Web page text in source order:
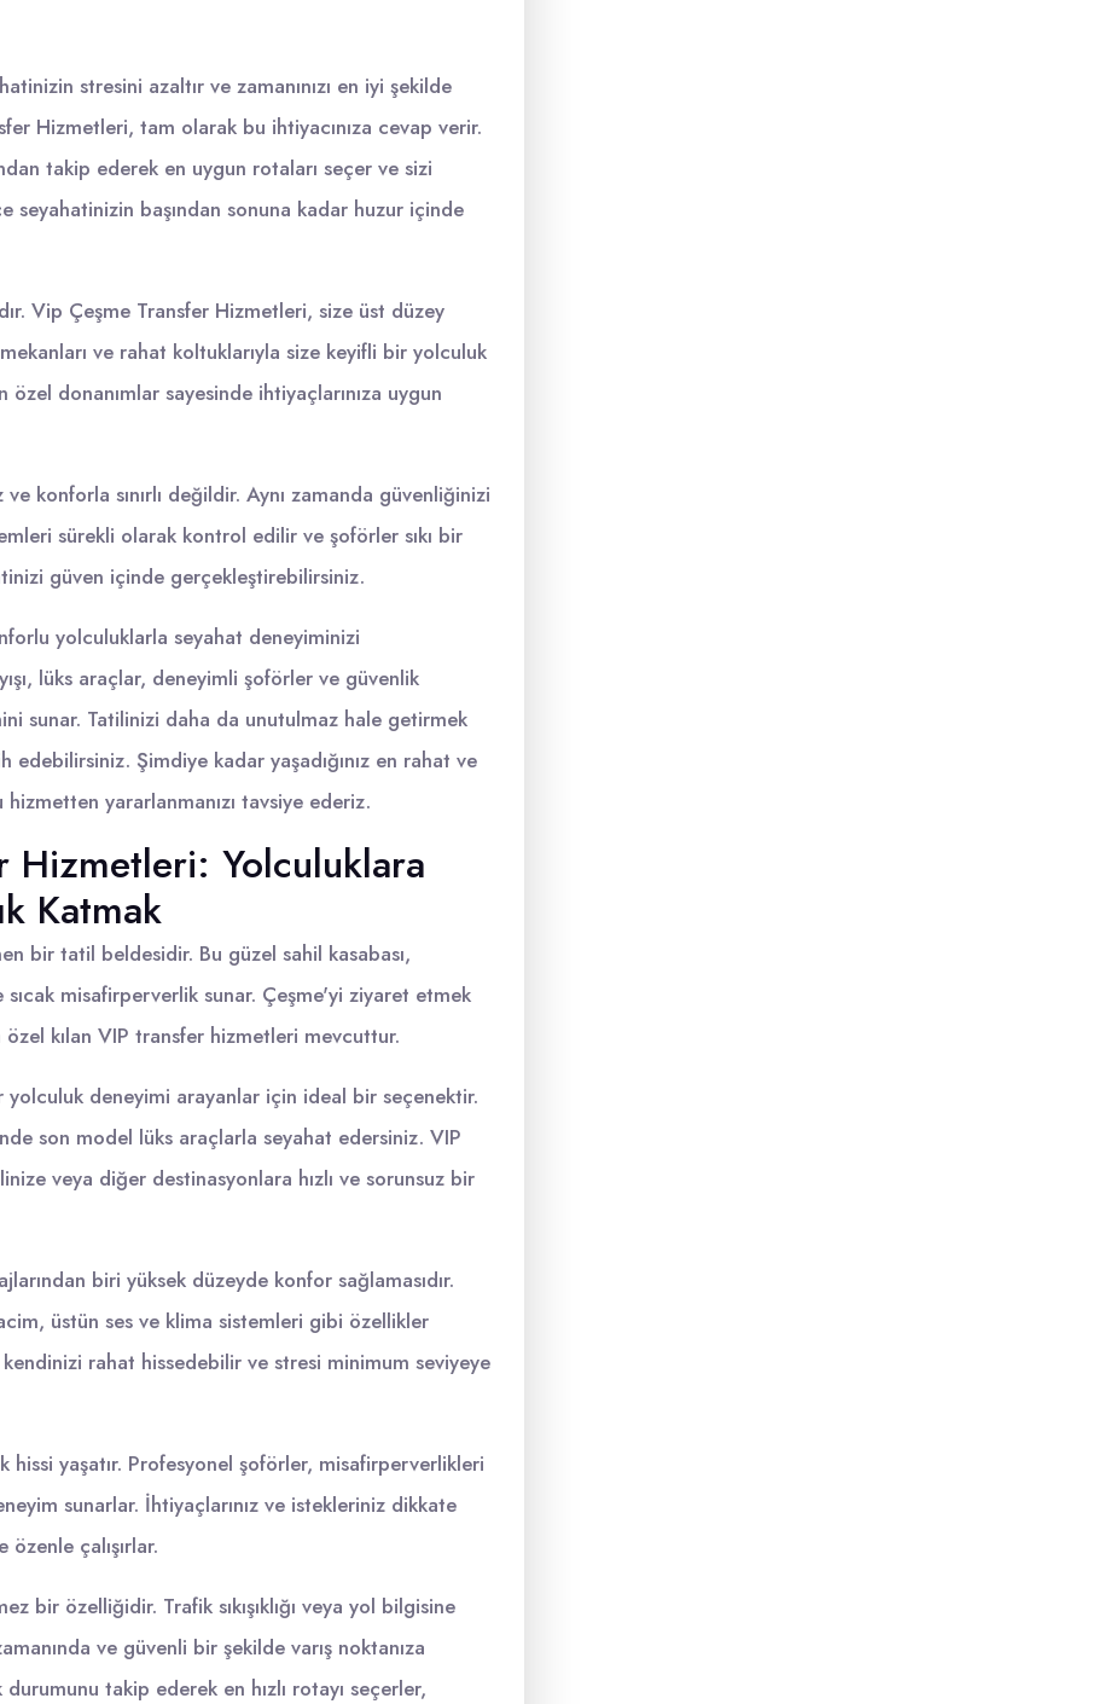
stresini azaltır ve zamanınızı en iyi şekilde
Hizmetleri, tam olarak bu ihtiyacınıza cevap verir.
takip ederek en uygun rotaları seçer ve sizi
seyahatinizin başından sonuna kadar huzur içinde
Vip Çeşme Transfer Hizmetleri, size üst düzey
ve rahat koltuklarıyla size keyifli bir yolculuk
donanımlar sayesinde ihtiyaçlarınıza uygun
konforla sınırlı değildir. Aynı zamanda güvenliğinizi
sürekli olarak kontrol edilir ve şoförler sıkı bir
güven içinde gerçekleştirebilirsiniz.
yolculuklarla seyahat deneyiminizi
lüks araçlar, deneyimli şoförler ve güvenlik
sunar. Tatilinizi daha da unutulmaz hale getirmek
Şimdiye kadar yaşadığınız en rahat ve
yararlanmanızı tavsiye ederiz.
Hizmetleri: Yolculuklara
Katmak
bir tatil beldesidir. Bu güzel sahil kasabası,
misafirperverlik sunar. Çeşme'yi ziyaret etmek
kılan VIP transfer hizmetleri mevcuttur.
deneyimi arayanlar için ideal bir seçenektir.
son model lüks araçlarla seyahat edersiniz. VIP
veya diğer destinasyonlara hızlı ve sorunsuz bir
biri yüksek düzeyde konfor sağlamasıdır.
üstün ses ve klima sistemleri gibi özellikler
rahat hissedebilir ve stresi minimum seviyeye
hissi yaşatır. Profesyonel şoförler, misafirperverlikleri
sunarlar. İhtiyaçlarınız ve istekleriniz dikkate
çalışırlar.
bir özelliğidir. Trafik sıkışıklığı veya yol bilgisine
ve güvenli bir şekilde varış noktanıza
takip ederek en hızlı rotayı seçerler,